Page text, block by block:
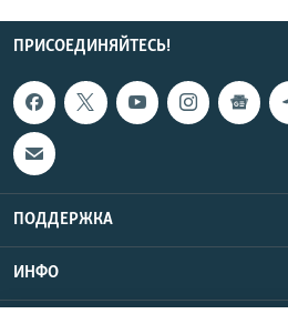
ПРИСОЕДИНЯЙТЕСЬ!
ПОДДЕРЖКА
ИНФО